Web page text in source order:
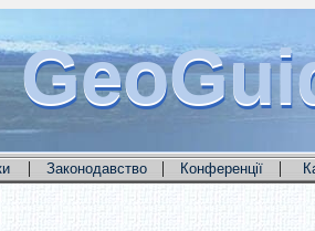
| Законодавство | Конференції |